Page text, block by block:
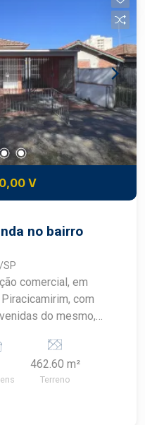
V
no bairro
comercial, em
com
do mesmo,
462.60 m²
Terreno